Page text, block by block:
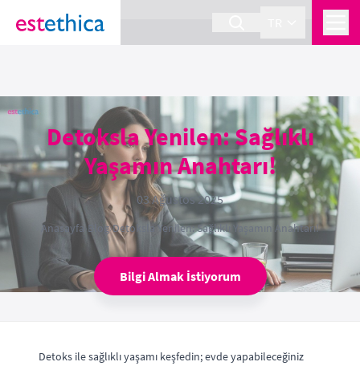
section Service {
Detoksla Yenilen: Sağlıklı
Yaşamın Anahtarı!
03 Ağustos 2025
Anasayfa›Blog›Detoksla Yenilen: Sağlıklı Yaşamın Anahtarı!
Bilgi Almak İstiyorum
Detoks ile sağlıklı yaşamı keşfedin; evde yapabileceğiniz